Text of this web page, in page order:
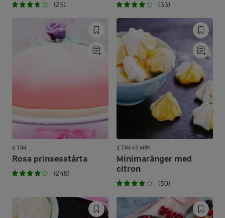
(25) (33)
6 TIM
Rosa prinsesstårta
(248)
1 TIM 45 MIN
Minimaränger med
citron
(50)